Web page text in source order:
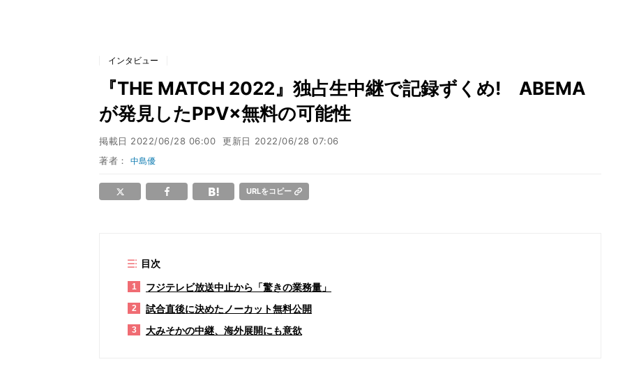
インタビュー
『THE MATCH 2022』独占生中継で記録ずくめ! ABEMA
が発見したPPV×無料の可能性
掲載日 2022/06/28 06:00 更新日 2022/06/28 07:06
著者：中島優
URLをコピー
目次
1 フジテレビ放送中止から「驚きの業務量」
2 試合直後に決めたノーカット無料公開
3 大みそかの中継、海外展開にも意欲